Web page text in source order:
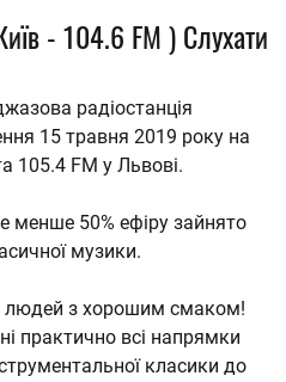
- 104.6 FM ) Слухати
радіостанція
15 травня 2019 року на
105.4 FM у Львові.
менше 50% ефіру зайнято
музики.
людей з хорошим смаком!
практично всі напрямки
класики до